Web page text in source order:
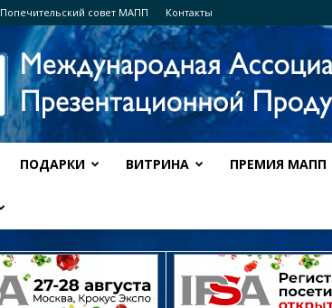
Попечительский совет МАПП Контакты
ПОДАРКИ ВИТРИНА ПРЕМИЯ МАПП